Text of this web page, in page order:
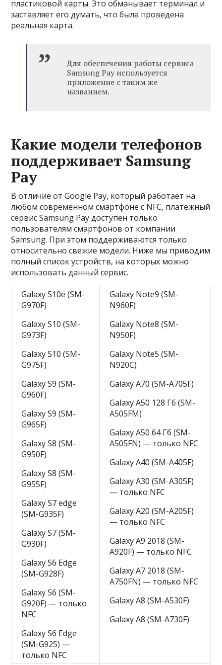
пластиковой карты. Это обманывает терминал и
заставляет его думать, что была проведена
реальная карта.
Для обеспечения работы сервиса
Samsung Pay используется
приложение с таким же
названием.
Какие модели телефонов
поддерживает Samsung
Pay
В отличие от Google Pay, который работает на
любом современном смартфоне с NFC, платежный
сервис Samsung Pay доступен только
пользователям смартфонов от компании
Samsung. При этом поддерживаются только
относительно свежие модели. Ниже мы приводим
полный список устройств, на которых можно
использовать данный сервис.
Galaxy S10e (SM-
G970F)
Galaxy S10 (SM-
G973F)
Galaxy S10 (SM-
G975F)
Galaxy S9 (SM-
G960F)
Galaxy S9 (SM-
G965F)
Galaxy S8 (SM-
G950F)
Galaxy S8 (SM-
G955F)
Galaxy S7 edge
(SM-G935F)
Galaxy S7 (SM-
G930F)
Galaxy S6 Edge
(SM-G928F)
Galaxy S6 (SM-
G920F) — только
NFC
Galaxy S6 Edge
(SM-G925) —
только NFC
Galaxy Note9 (SM-
N960F)
Galaxy Note8 (SM-
N950F)
Galaxy Note5 (SM-
N920C)
Galaxy A70 (SM-A705F)
Galaxy A50 128 Гб (SM-
A505FM)
Galaxy A50 64 Гб (SM-
A505FN) — только NFC
Galaxy A40 (SM-A405F)
Galaxy A30 (SM-A305F)
— только NFC
Galaxy A20 (SM-A205F)
— только NFC
Galaxy A9 2018 (SM-
A920F) — только NFC
Galaxy A7 2018 (SM-
A750FN) — только NFC
Galaxy A8 (SM-A530F)
Galaxy A8 (SM-A730F)